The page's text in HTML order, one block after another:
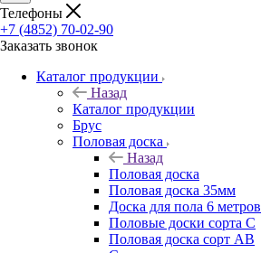
Телефоны
+7 (4852) 70-02-90
Заказать звонок
Каталог продукции
Назад
Каталог продукции
Брус
Половая доска
Назад
Половая доска
Половая доска 35мм
Доска для пола 6 метров
Половые доски сорта С
Половая доска сорт АВ